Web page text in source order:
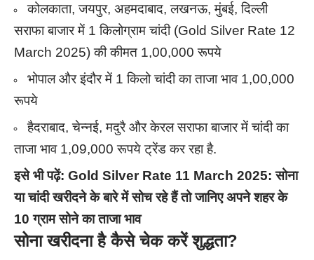
कोलकाता, जयपुर, अहमदाबाद, लखनऊ, मुंबई, दिल्ली
सराफा बाजार में 1 किलोग्राम चांदी (Gold Silver Rate 12
March 2025) की कीमत 1,00,000 रूपये
भोपाल और इंदौर में 1 किलो चांदी का ताजा भाव 1,00,000
रूपये
हैदराबाद, चेन्नई, मदुरै और केरल सराफा बाजार में चांदी का
ताजा भाव 1,09,000 रूपये ट्रेंड कर रहा है.
इसे भी पढ़ें: Gold Silver Rate 11 March 2025: सोना
या चांदी खरीदने के बारे में सोच रहे हैं तो जानिए अपने शहर के
10 ग्राम सोने का ताजा भाव
सोना खरीदना है कैसे चेक करें शुद्धता?